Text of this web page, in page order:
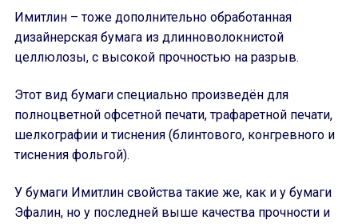
Имитлин – тоже дополнительно обработанная
дизайнерская бумага из длинноволокнистой
целлюлозы, с высокой прочностью на разрыв.
Этот вид бумаги специально произведён для
полноцветной офсетной печати, трафаретной печати,
шелкографии и тиснения (блинтового, конгревного и
тиснения фольгой).
У бумаги Имитлин свойства такие же, как и у бумаги
Эфалин, но у последней выше качества прочности и